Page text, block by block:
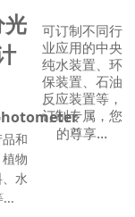
和
物
水
...
可订制不同行
业应用的中央
纯水装置、环
保装置、石油
反应装置等，
订制专属，您
的尊享...